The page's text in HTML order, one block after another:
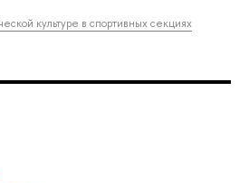
культуре в спортивных секциях